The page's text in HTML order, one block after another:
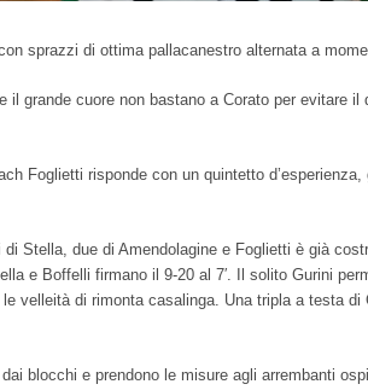
sprazzi di ottima pallacanestro alternata a
grande cuore non bastano a Corato per evitare il
Foglietti risponde con un quintetto d’esperienza,
Stella, due di Amendolagine e Foglietti è già
e Boffelli firmano il 9-20 al 7′. Il solito Gurini
velleità di rimonta casalinga. Una tripla a testa di
blocchi e prendono le misure agli arrembanti